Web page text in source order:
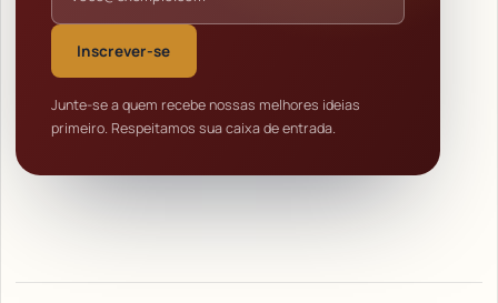
Inscrever-se
Junte-se a quem recebe nossas melhores ideias
primeiro. Respeitamos sua caixa de entrada.